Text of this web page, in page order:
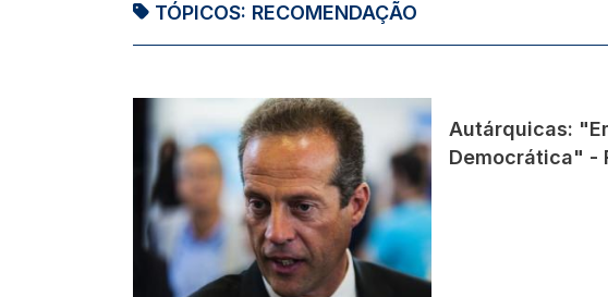
TÓPICOS: RECOMENDAÇÃO
Autárquicas:
Democrática" -